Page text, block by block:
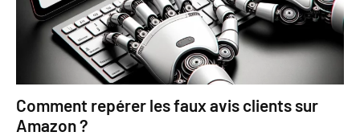
Comment repérer les faux avis clients sur
Amazon ?